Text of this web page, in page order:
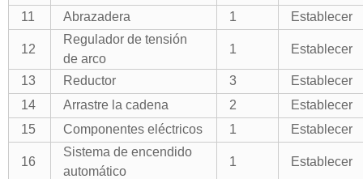
11
Abrazadera 1 Establecer
12
Regulador de tensión
de arco
1 Establecer
13 Reductor 3
Establecer
14
Arrastre la cadena 2
Establecer
15
Componentes eléctricos 1 Establecer
16
Sistema de encendido
automático
1 Establecer